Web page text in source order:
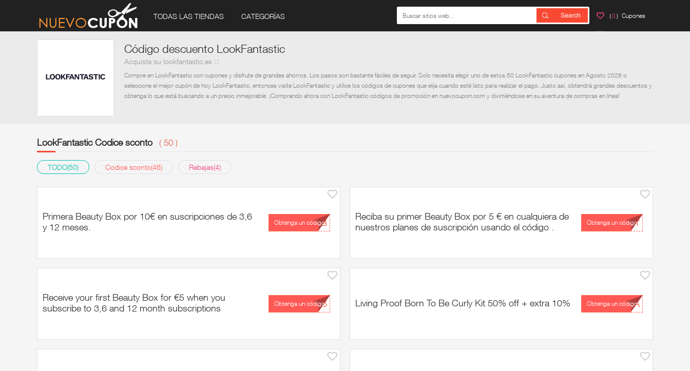
TODAS LAS TIENDAS CATEGORÍAS （0）Cupones
Código descuento LookFantastic
Acquista su lookfantastic.es
Compre en LookFantastic con cupones y disfrute de grandes ahorros. Los pasos son bastante fáciles de seguir. Solo necesita elegir uno de estos 50 LookFantastic cupones en Agosto 2026 o
seleccione el mejor cupón de hoy LookFantastic, entonces visite LookFantastic y utilice los códigos de cupones que elija cuando esté listo para realizar el pago. Justo así, obtendrá grandes descuentos y
obtenga lo que está buscando a un precio inmejorable. ¡Comprando ahora con LookFantastic códigos de promoción en nuevocupon.com y divirtiéndose en su aventura de compras en línea!
LookFantastic Codice sconto ( 50 )
TODO(50) Codice sconto(46) Rebajas(4)
Primera Beauty Box por 10€ en suscripciones de 3,6
y 12 meses.
...BB
Obtenga un código
Reciba su primer Beauty Box por 5 € en cualquiera de
nuestros planes de suscripción usando el código .
...CT
Obtenga un código
Receive your first Beauty Box for €5 when you
subscribe to 3,6 and 12 month subscriptions
...B5
Obtenga un código Living Proof Born To Be Curly Kit 50% off + extra 10% ...RA
Obtenga un código